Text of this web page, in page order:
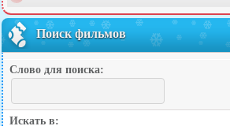
Поиск фильмов
Слово для поиска:
Искать в: